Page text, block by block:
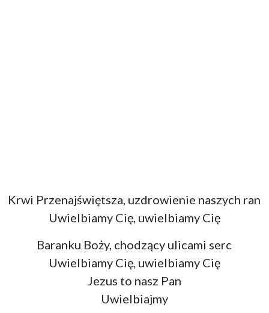
Krwi Przenajświętsza, uzdrowienie naszych ran
Uwielbiamy Cię, uwielbiamy Cię
Baranku Boży, chodzący ulicami serc
Uwielbiamy Cię, uwielbiamy Cię
Jezus to nasz Pan
Uwielbiajmy